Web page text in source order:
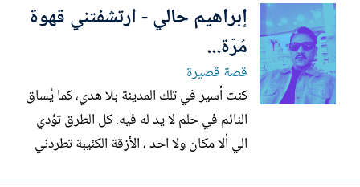
الفراغ، ولم تجد أرواحهم ظلًا ولا غمامة. وعن
سقفٍ لا يكفّ عن الانهيار، وكيف ابتلع...
إبراهيم حالي - ارتشفتني قهوة
مُرّة...
قصة قصيرة
كنت أسير في تلك المدينة بلا هدي، كما يُساق
النائم في حلم لا يد له فيه. كل الطرق تؤدي
الي ألا مكان ولا احد ، الأزقة الكئيبة تطردني